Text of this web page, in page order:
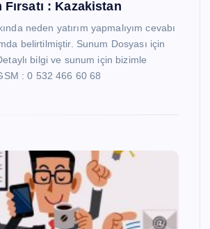
Fırsatı : Kazakistan
neden yatırım yapmalıyım cevabı
belirtilmiştir. Sunum Dosyası için
bilgi ve sunum için bizimle
: 0 532 466 60 68